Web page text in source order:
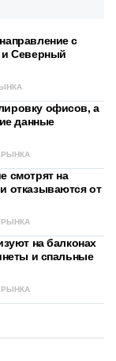
с
и Северный
офисов, а
данные
РЫНКА
смотрят на
отказываются от
РЫНКА
на балконах
и спальные
РЫНКА